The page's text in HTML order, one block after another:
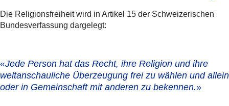
Die Religionsfreiheit wird in Artikel 15 der Schweizerischen
Bundesverfassung dargelegt:
«Jede Person hat das Recht, ihre Religion und ihre
weltanschauliche Überzeugung frei zu wählen und allein
oder in Gemeinschaft mit anderen zu bekennen.»